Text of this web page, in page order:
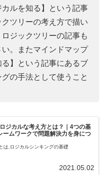
ルを知る】という記事
ツリーの考え方で描い
ジックツリーの記事も
。またマインドマップ
】という記事にあるブ
の手法として使うこと
ロジカルな考え方とは？｜4つの基
ームワークで問題解決力を身につ
は,ロジカルシンキングの基礎
2021.05.02